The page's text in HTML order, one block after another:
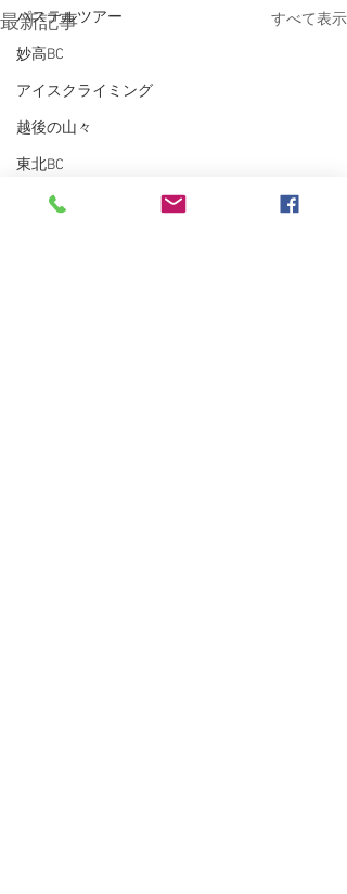
パステルツアー
妙高BC
アイスクライミング
越後の山々
東北BC
東北の山々
最新記事 すべて表示